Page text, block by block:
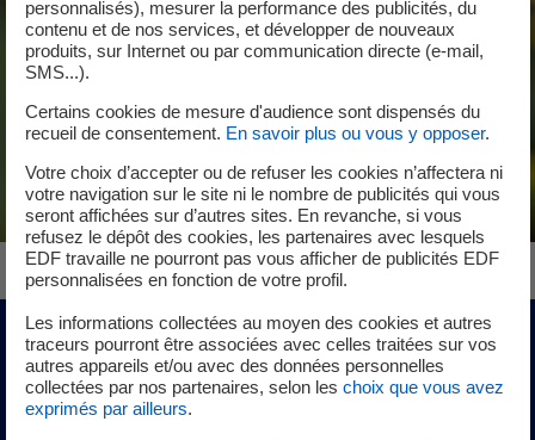
Sûreté
Une vigilance permanente, en
personnalisés), mesurer la performance des publicités, du
contenu et de nos services, et développer de nouveaux
produits, sur Internet ou par communication directe (e-mail,
SMS...).
Certains cookies de mesure d'audience sont dispensés du
recueil de consentement. En savoir plus ou vous y opposer.
Votre choix d’accepter ou de refuser les cookies n’affectera ni
votre navigation sur le site ni le nombre de publicités qui vous
seront affichées sur d’autres sites. En revanche, si vous
refusez le dépôt des cookies, les partenaires avec lesquels
EDF travaille ne pourront pas vous afficher de publicités EDF
personnalisées en fonction de votre profil.
Les informations collectées au moyen des cookies et autres
traceurs pourront être associées avec celles traitées sur vos
autres appareils et/ou avec des données personnelles
collectées par nos partenaires, selon les choix que vous avez
exprimés par ailleurs.